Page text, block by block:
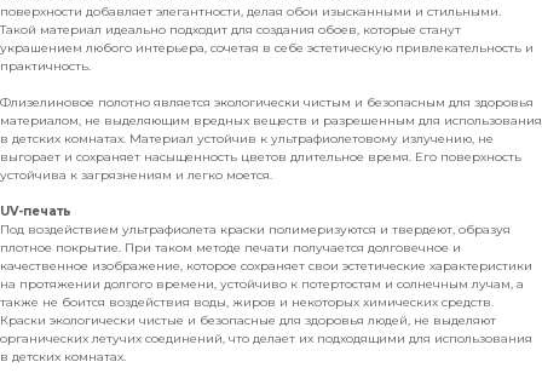
поверхности добавляет элегантности, делая обои изысканными и стильными.
Такой материал идеально подходит для создания обоев, которые станут
украшением любого интерьера, сочетая в себе эстетическую привлекательность и
практичность.
Флизелиновое полотно является экологически чистым и безопасным для здоровья
материалом, не выделяющим вредных веществ и разрешенным для использования
в детских комнатах. Материал устойчив к ультрафиолетовому излучению, не
выгорает и сохраняет насыщенность цветов длительное время. Его поверхность
устойчива к загрязнениям и легко моется.
UV-печать
Под воздействием ультрафиолета краски полимеризуются и твердеют, образуя
плотное покрытие. При таком методе печати получается долговечное и
качественное изображение, которое сохраняет свои эстетические характеристики
на протяжении долгого времени, устойчиво к потертостям и солнечным лучам, а
также не боится воздействия воды, жиров и некоторых химических средств.
Краски экологически чистые и безопасные для здоровья людей, не выделяют
органических летучих соединений, что делает их подходящими для использования
в детских комнатах.